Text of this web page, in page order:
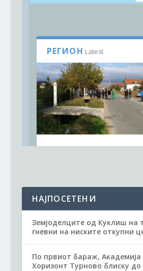
НАЈПОСЕТЕНИ
Земјоделците од Куклиш на
гневни на ниските откупни
По првиот бараж,
Хоризонт Турново блиску до